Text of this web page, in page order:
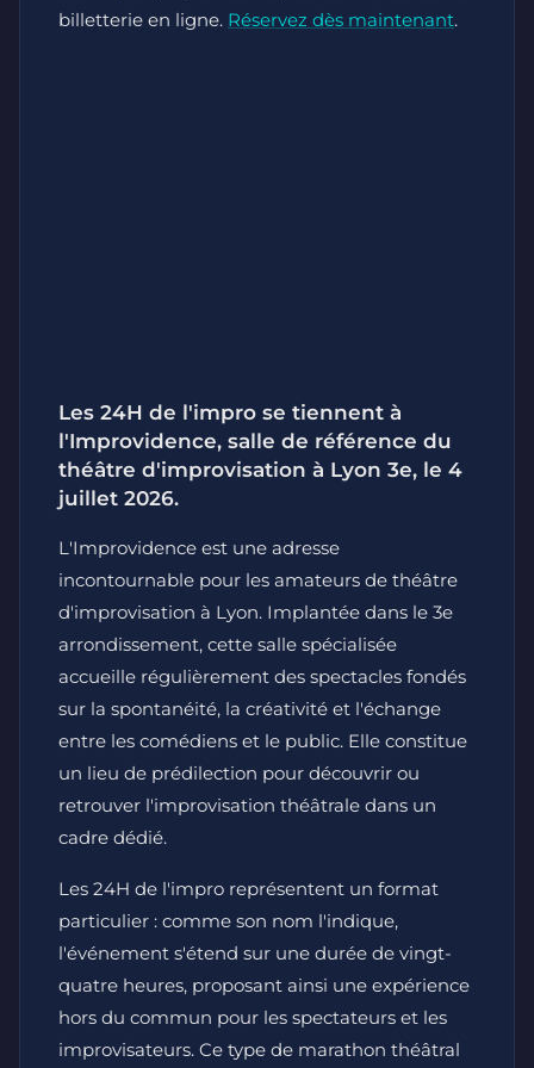
billetterie en ligne. Réservez dès maintenant.
Les 24H de l'impro se tiennent à
l'Improvidence, salle de référence du
théâtre d'improvisation à Lyon 3e, le 4
juillet 2026.
L'Improvidence est une adresse
incontournable pour les amateurs de théâtre
d'improvisation à Lyon. Implantée dans le 3e
arrondissement, cette salle spécialisée
accueille régulièrement des spectacles fondés
sur la spontanéité, la créativité et l'échange
entre les comédiens et le public. Elle constitue
un lieu de prédilection pour découvrir ou
retrouver l'improvisation théâtrale dans un
cadre dédié.
Les 24H de l'impro représentent un format
particulier : comme son nom l'indique,
l'événement s'étend sur une durée de vingt-
quatre heures, proposant ainsi une expérience
hors du commun pour les spectateurs et les
improvisateurs. Ce type de marathon théâtral